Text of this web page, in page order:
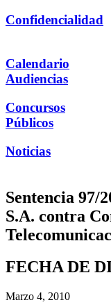
Confidencialidad
Calendario
Audiencias
Concursos
Públicos
Noticias
Sentencia 97/
S.A. contra
FECHA DE
Marzo 4, 2010